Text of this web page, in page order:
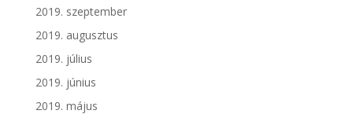
2019. szeptember
2019. augusztus
2019. július
2019. június
2019. május